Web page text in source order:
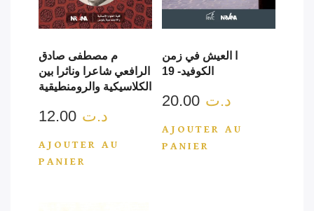
م مصطفى صادق
الرافعي شاعرا وناثرا بين
الكلاسيكية والرومنطيقية
د.ت
AJOUTER AU
PANIER
ا العيش في زمن
الكوفيد- 19
د.ت 20.00
AJOUTER AU
PANIER